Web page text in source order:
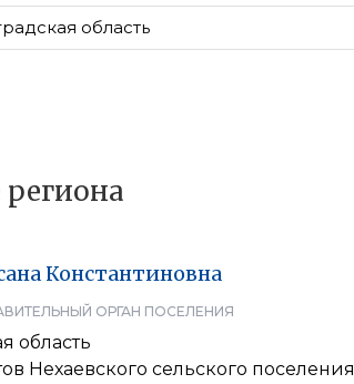
область
Константиновна
ОРГАН ПОСЕЛЕНИЯ
область
Нехаевского сельского поселения